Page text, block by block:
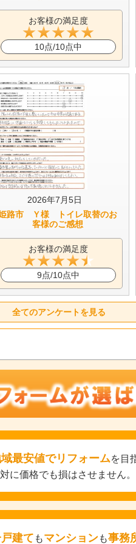
お客様の満足度
10点/10点中
2026年7月5日
路市 Ｙ様 トイレ取替のお
客様のご感想
お客様の満足度
9点/10点中
全てのアンケートを見る
最安値でリフォームを目
に価格でも損はさせません。
建て もマンションも事務